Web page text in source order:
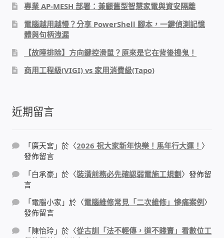
監視器租賃方案
防盜保全-安防設備
昇銳電子(HI SHARP)智慧科技
鎧鋒企業(KCA)智能監視系統
監視器 信和 TBC 固定IP
監視器RS485開門開鐵門開燈開保全
監控健檢‧舊換新專案
專業 AP-MESH 部署：兼顧舊型智慧家電與資安隔離
電腦越用越慢？分享 PowerShell 腳本，一鍵偵測記憶
體與句柄洩漏
【故障排除】方向鍵控滑鼠？原來是它在背後搗鬼！
商用工程級(VIGI) vs 家用消費級(Tapo)
近期留言
「廣天宮 」於〈2026 祝大家新年快樂！馬年行大運！ 〉
發佈留言
「白承豪 」於〈裝潢前務必先確認弱電施工規劃〉發佈留
言
「電腦小家 」於〈電腦維修常見「二次維修」慘痛案例 〉
發佈留言
「陳怡玲 」於〈從古訓「法不輕傳，道不賤賣」看數位工